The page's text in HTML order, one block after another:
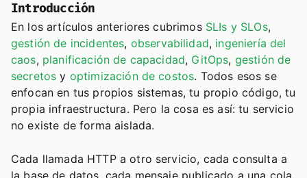
Introducción
En los artículos anteriores cubrimos SLIs y SLOs,
gestión de incidentes, observabilidad, ingeniería del
caos, planificación de capacidad, GitOps, gestión de
secretos y optimización de costos. Todos esos se
enfocan en tus propios sistemas, tu propio código, tu
propia infraestructura. Pero la cosa es así: tu servicio
no existe de forma aislada.
Cada llamada HTTP a otro servicio, cada consulta a